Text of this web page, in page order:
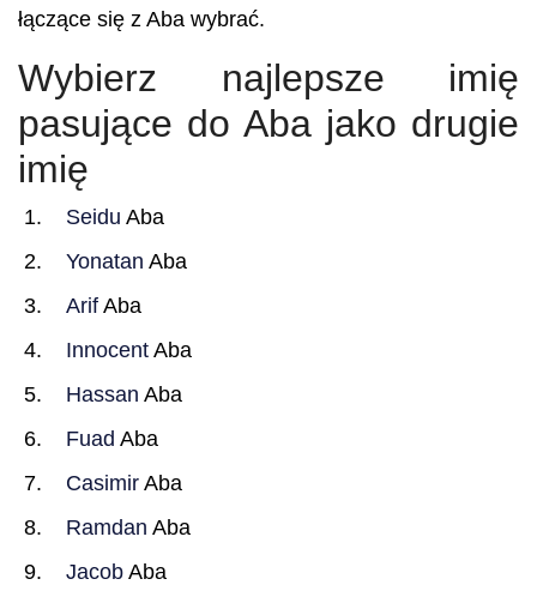
łączące się z Aba wybrać.
Wybierz najlepsze imię
pasujące do Aba jako drugie
imię
Seidu Aba
Yonatan Aba
Arif Aba
Innocent Aba
Hassan Aba
Fuad Aba
Casimir Aba
Ramdan Aba
Jacob Aba